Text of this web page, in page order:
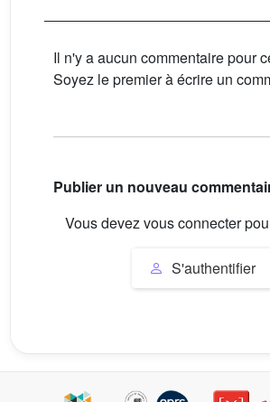
Il n'y a aucun commentaire pour
Soyez le premier à écrire un
Publier un nouveau
Vous devez vous connecter
S'authentifier